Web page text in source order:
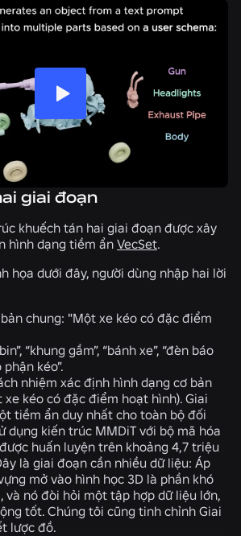
giai đoạn
khuếch tán hai giai đoạn được xây
hình dạng tiềm ẩn VecSet.
họa dưới đây, người dùng nhập hai lời
chung: "Một xe kéo có đặc điểm
“khung gầm”, “bánh xe”, “đèn báo
phận kéo”.
nhiệm xác định hình dạng cơ bản
kéo có đặc điểm hoạt hình). Giai
tiềm ẩn duy nhất cho toàn bộ đối
dụng kiến trúc MMDiT với bộ mã hóa
huấn luyện trên khoảng 4,7 triệu
là giai đoạn cần nhiều dữ liệu: Áp
mở vào hình học 3D là phần khó
và nó đòi hỏi một tập hợp dữ liệu lớn,
tốt. Chúng tôi cũng tinh chỉnh Giai
lược đồ.